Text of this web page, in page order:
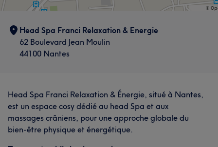
Head Spa Franci Relaxation & Energie
62 Boulevard Jean Moulin
44100 Nantes
Head Spa Franci Relaxation & Énergie, situé à Nantes,
est un espace cosy dédié au head Spa et aux
massages crâniens, pour une approche globale du
bien-être physique et énergétique.